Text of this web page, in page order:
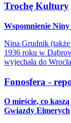
Trochę Kultury
Wspomnienie
Nina Grudnik
1936 roku w
wyjechała do
Fonosfera -
O mieście, co
Gwiazdy Elmerych